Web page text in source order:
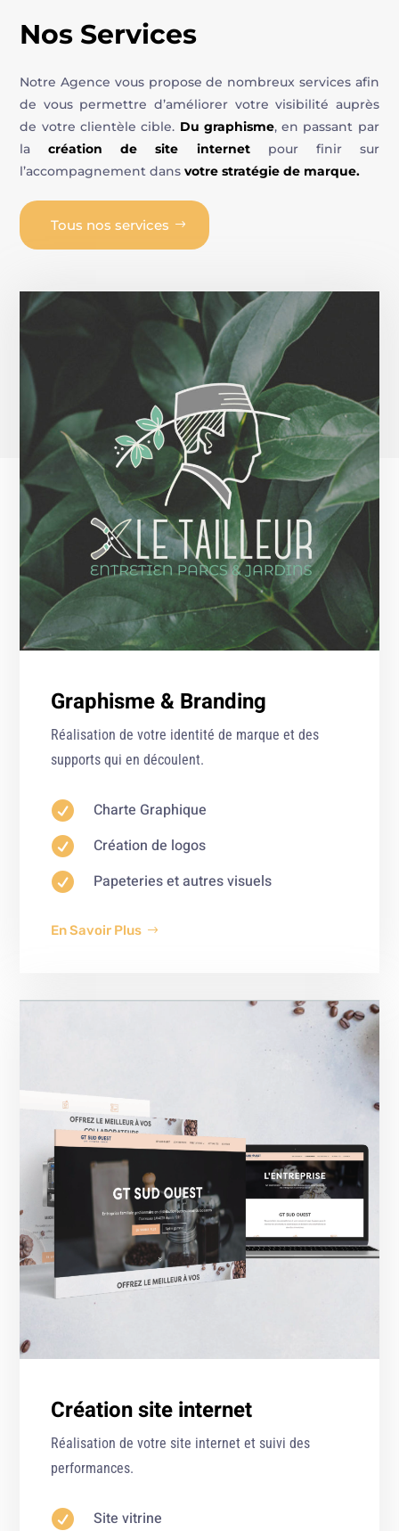
Nos Services
Notre Agence vous propose de nombreux services afin
de vous permettre d’améliorer votre visibilité auprès
de votre clientèle cible. Du graphisme, en passant par
lacréation de site internetpour finir sur
l’accompagnement dansvotre stratégie de marque.
Tous nos services
Graphisme & Branding
Réalisation de votre identité de marque et des
supports qui en découlent.
 Charte Graphique
 Création de logos
 Papeteries et autres visuels
En Savoir Plus
Création site internet
Réalisation de votre site internet et suivi des
performances.
 Site vitrine